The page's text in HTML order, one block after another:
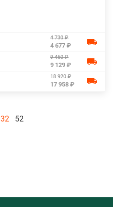
4 730 ₽
4 677 ₽
9 460 ₽
9 129 ₽
18 920 ₽
17 958 ₽
32 52